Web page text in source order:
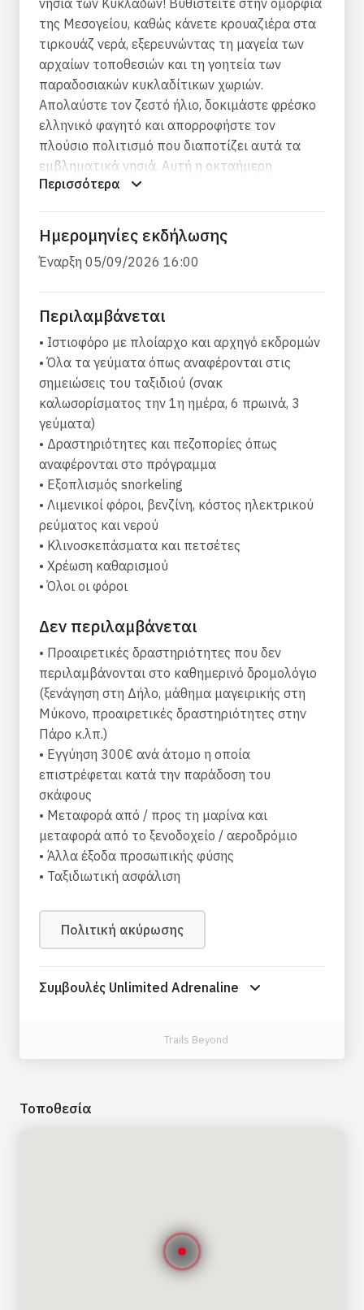
της Μεσογείου, καθώς κάνετε κρουαζιέρα στα
τιρκουάζ νερά, εξερευνώντας τη μαγεία των
αρχαίων τοποθεσιών και τη γοητεία των
παραδοσιακών κυκλαδίτικων χωριών.
Απολαύστε τον ζεστό ήλιο, δοκιμάστε φρέσκο ​​
ελληνικό φαγητό και απορροφήστε τον
πλούσιο πολιτισμό που διαποτίζει αυτά τα
εμβληματικά νησιά. Αυτή η οκταήμερη
ιστιοπλοϊκή περιπέτεια, υπόσχεται μια
αποκαλύπτοντας τον ποικιλόμορφο
χαρακτήρα κάθε προορισμού.
αριστοκρατικό νησί της Σίφνου και το
ηφαιστειογενές νησί της Μήλου, που φημίζεται
παγκοσμίως για τις μαγευτικές παραλίες της, η
περιπέτειά σας περιλαμβάνει τα καλύτερα
του αρχιπελάγους των Κυκλάδων.
Περιηγηθείτε στο πεντακάθαρο Αιγαίο
Πέλαγος, ανακαλύπτοντας τα ιδανικά για καρτ
ποστάλ, ασβεστωμένα χωριά και τα ζαφείρια
νερά της Ελλάδας. Απολαύστε το κολύμπι σε
απομονωμένες παραλίες, απροσπέλαστες με
αυτοκίνητο και ευτυχία στο σκάφος με τους
συναδέλφους σας ιστιοπλοϊκούς!
Είτε είστε ζευγάρι που αναζητά μια ρομαντική
πύλη είτε μια ομάδα φίλων ή οικογένειας που
αναζητά ποιοτικό χρόνο μαζί, ενώ ταξιδεύετε
και εξερευνάτε τα νησιά των Κυκλάδων, αυτές
είναι οι τέλειες διακοπές για εσάς.
Τα κυριότερα σημεία περιηγήσεων
Περάστε το Αιγαίο και εξερευνήστε τα
κρυμμένα διαμάντια των νησιών των
Κυκλάδων σε ένα γιοτ με καταμαράν.
Ανεβείτε το μονοπάτι προς τη Χώρα της
Σερίφου και απολαύστε την πανοραμική θέα
που προσφέρει.
Απολαύστε την ηρεμία της μη τουριστικής
και γνήσιας αυθεντικής Κιμώλου.
Εξερευνήστε το ηφαιστειακό νησί της Μήλου,
ένα από τα πιο εντυπωσιακά νησιά της
Ελλάδας, όπου ανακαλύφθηκε η Αφροδίτη
της Μήλου.
Πλοηγηθείτε στους παγκοσμίου φήμης
κολπίσκους του Κλέφτικου και γίνετε
σμαραγδένια νερά και τις σπηλιές του που
γαλαζοπράσινα κρυστάλλινα νερά στο
Απολαύστε τη νόστιμη τοπική κουζίνα και
τη φιλοξενία των ντόπιων.
Περισσότερα
Ημερομηνίες εκδήλωσης
Έναρξη 05/09/2026 16:00
Περιλαμβάνεται
• Ιστιοφόρο με πλοίαρχο και αρχηγό εκδρομών
• Όλα τα γεύματα όπως αναφέρονται στις
σημειώσεις του ταξιδιού (σνακ
καλωσορίσματος την 1η ημέρα, 6 πρωινά, 3
γεύματα)
• Δραστηριότητες και πεζοπορίες όπως
αναφέρονται στο πρόγραμμα
• Εξοπλισμός snorkeling
• Λιμενικοί φόροι, βενζίνη, κόστος ηλεκτρικού
ρεύματος και νερού
• Κλινοσκεπάσματα και πετσέτες
• Χρέωση καθαρισμού
• Όλοι οι φόροι
Δεν περιλαμβάνεται
• Προαιρετικές δραστηριότητες που δεν
περιλαμβάνονται στο καθημερινό δρομολόγιο
(ξενάγηση στη Δήλο, μάθημα μαγειρικής στη
Μύκονο, προαιρετικές δραστηριότητες στην
Πάρο κ.λπ.)
• Εγγύηση 300€ ανά άτομο η οποία
επιστρέφεται κατά την παράδοση του
σκάφους
• Μεταφορά από / προς τη μαρίνα και
μεταφορά από το ξενοδοχείο / αεροδρόμιο
• Άλλα έξοδα προσωπικής φύσης
• Ταξιδιωτική ασφάλιση
Πολιτική ακύρωσης
Συμβουλές Unlimited Adrenaline
Trails Beyond
Τοποθεσία